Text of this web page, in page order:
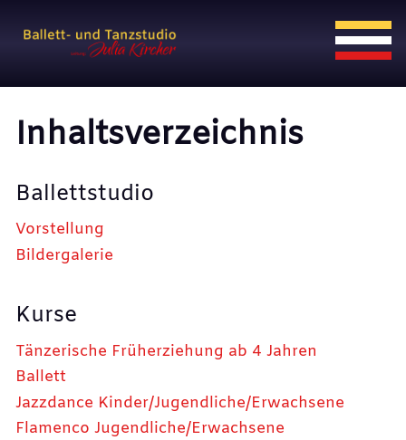
Inhaltsverzeichnis
Ballettstudio
Vorstellung
Bildergalerie
Kurse
Tänzerische Früherziehung ab 4 Jahren
Ballett
Jazzdance Kinder/Jugendliche/Erwachsene
Flamenco Jugendliche/Erwachsene